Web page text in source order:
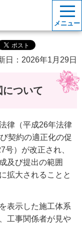
メニュー
日：2026年1月29日
ついて
律（平成26年法律
契約の適正化の促
）が改正され、
及び提出の範囲
拡大されることと
表示した施工体系
工事関係者が見や